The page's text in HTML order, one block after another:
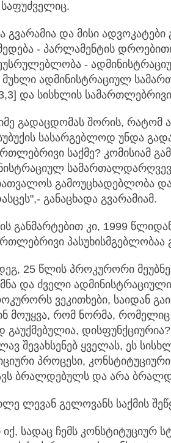
გვარამია და მისი
- პარლამენტის
-
მუხლი ადმინისტრაციულ
და სისხლის
გადაცდომას შორის, რატომ
სასარგებლოდ უნდა
საქმე? კომისიამ
გამოუცხადებლობა და
განაცხადა გვარამიამ.
განმარტებით კი, 1999
პასუხისმგებლობაა
25 წლის პროკურორი
და ძველი
ვეკითხები, საიდან
მოუყვა, რომ ნორმა, რომელიც
გაუქმებულია,
შევახსენებ ყველას, ეს
პროცესი,
ბრალდებულს და არა
ლევან გელოვანს საქმის
იქ, სადაც ჩემს კონსტიტუციურ